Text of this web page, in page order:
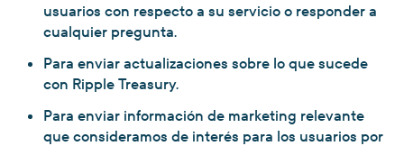
usuarios con respecto a su servicio o responder a
cualquier pregunta.
Para enviar actualizaciones sobre lo que sucede
con Ripple Treasury.
Para enviar información de marketing relevante
que consideramos de interés para los usuarios por